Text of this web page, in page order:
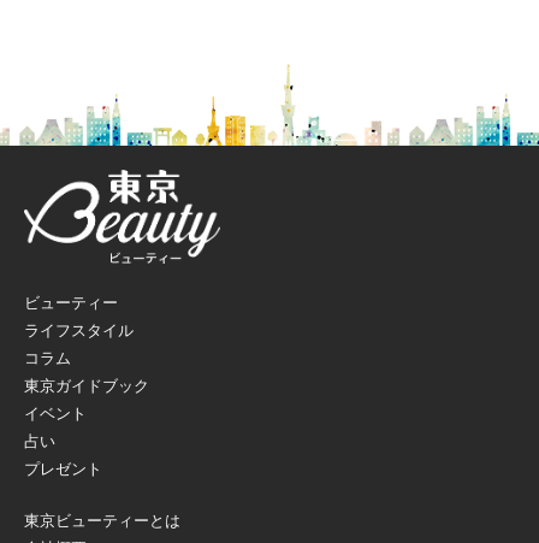
ビューティー
ライフスタイル
コラム
東京ガイドブック
イベント
占い
プレゼント
東京ビューティーとは